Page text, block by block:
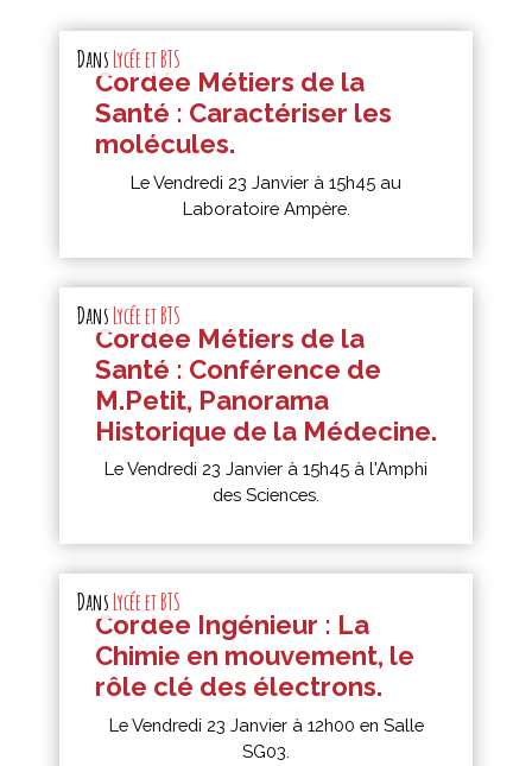
Blog
DansLycée et BTS
Cordée Métiers de la
Santé : Caractériser les
molécules.
Le Vendredi 23 Janvier à 15h45 au
Laboratoire Ampère.
DansLycée et BTS
Cordée Métiers de la
Santé : Conférence de
M.Petit, Panorama
Historique de la Médecine.
Le Vendredi 23 Janvier à 15h45 à l'Amphi
des Sciences.
DansLycée et BTS
Cordée Ingénieur : La
Chimie en mouvement, le
rôle clé des électrons.
Le Vendredi 23 Janvier à 12h00 en Salle
SG03.